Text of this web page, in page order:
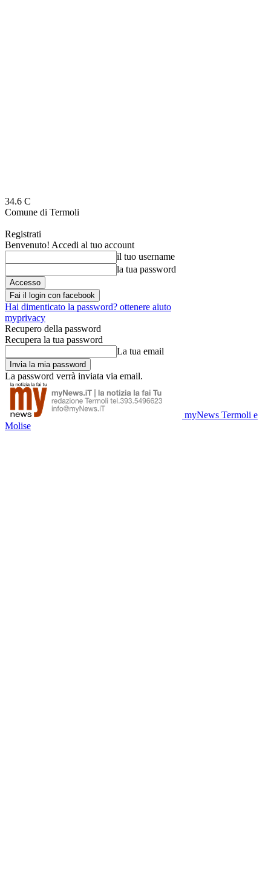
34.6 C
Comune di Termoli
Registrati
Benvenuto! Accedi al tuo account
il tuo username
la tua password
Fai il login con facebook
Hai dimenticato la password? ottenere aiuto
myprivacy
Recupero della password
Recupera la tua password
La tua email
La password verrà inviata via email.
myNews Termoli e
Molise